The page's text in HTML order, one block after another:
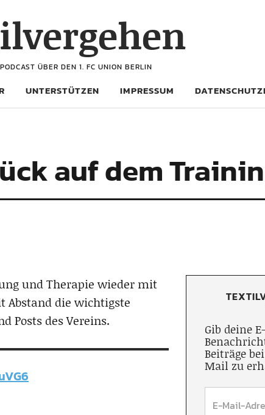
ÜBER DEN 1. FC UNION BERLIN
UNTERSTÜTZEN IMPRESSUM
auf dem
und Therapie wieder mit
Abstand die wichtigste
Posts des Vereins.
Gib deine
Beiträge
Mail zu